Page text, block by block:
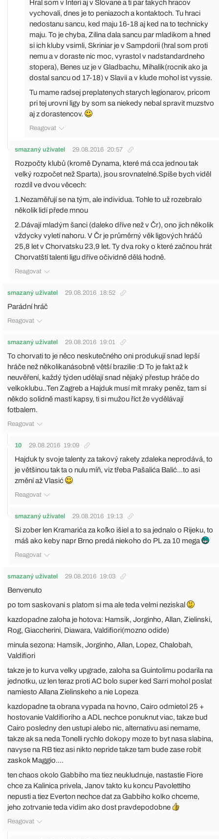
Hral som v Interi aj v Slovane a ti par takych hracov
vychovali, dnes je to peniazoch a kontaktoch. Tu hraci
nedostanu sancu, ked maju 16-18 aj ked na to technicky
maju. To je chyba, Zilina dala sancu par mladikom a hned
si ich kluby vsimli, Skriniar je v Sampdorii (hral som proti
nemu a v doraste nic moc, vyrastol v nadstandardneho
stopera), Benes uz je v Gladbachu, Mihalik(rocnik ako ja
dostal sancu od 17-18) v Slavii a v klude mohol ist vyssie.
Tu mame radsej preplatenych starych legionarov, pricom
pri tej urovni ligy by som sa niekedy nebal spravit muzstvo
aj z dorastencov.
Reagovat
smazaný uživatel 29.08.2016 20:57
Rozpočty klubů (kromě Dynama, které má cca jednou tak
velký rozpočet než Sparta), jsou srovnatelné.Spíše bych viděl
rozdíl ve dvou věcech:
1.Nezaměřují se na tým, ale individua. Tohle to už rozebralo
několik lidí přede mnou
2.Dávají mladým šanci (daleko dříve než v Čr), ono jich několik
vždycky vyletí nahoru. V Čr je průměrný věk ligových hráčů
25,8 let v Chorvatsku 23,9 let. Ty dva roky o které začnou hrát
Chorvatští talenti ligu dříve očividně dělá hodně.
Reagovat
smazaný uživatel 29.08.2016 18:52
Parádní hráč
Reagovat
smazaný uživatel 29.08.2016 19:01
To chorvati to je něco neskutečného oni produkují snad lepší
hráče než několikanásobně větší brazilie :D To je fakt až k
neuvěření, každý týden udělají snad nějaký přestup hráče do
velkoklubu..Ten Zagreb a Hajduk musí mít mraky peněz, tam si
někdo solidně mastí kapsy, ti si mužou říct že vydělávají
fotbalem.
Reagovat
10 29.08.2016 19:09
Hajduk ty svoje talenty za takový rakety zdaleka neprodává, to
je většinou tak ta o nulu míň, viz třeba Pašalića Balić...to asi
změní až Vlasić
Reagovat
smazaný uživatel 29.08.2016 19:13
Si zober len Kramarića za koľko išiel a to sa jednalo o Rijeku, to
máš ako keby napr Brno predá niekoho do PL za 10 mega
Reagovat
smazaný uživatel 29.08.2016 19:03
Benvenuto
po tom saskovani s platom si ma ale teda velmi neziskal
kazdopadne zaloha je hotova: Hamsik, Jorginho, Allan, Zielinski,
Rog, Giaccherini, Diawara, Valdifiori(mozno odide)
minula sezona: Hamsik, Jorginho, Allan, Lopez, Chalobah,
Valdifiori
takze je to kurva velky upgrade, zaloha sa Guintolimu podarila na
jednotku, uz len teraz proti AC bolo super ked Sarri mohol poslat
namiesto Allana Zielinskeho a nie Lopeza
kazdopadne ta obrana vypada na hovno, Cairo odmietol 25 +
hostovanie Valdifioriho a ADL nechce ponuknut viac, takze bud
Cairo posledny den ustupi alebo nic, alternativu asi nemame,
takze ak sa neda Tonelli rychlo dokopy moze to byt nasa slabina,
navyse na RB tiez asi nikto nepride takze tam bude zase robit
zaskok Maggio....
ten chaos okolo Gabbiho ma tiez neukludnuje, nastastie Fiore
chce za Kalinica privela, Janov takto ku koncu Pavolettiho
nepusti a tiez Everton nechce dat za Gabbiho kolko chceme,
jeho zotrvanie teda vidim ako dost pravdepodobne
Reagovat